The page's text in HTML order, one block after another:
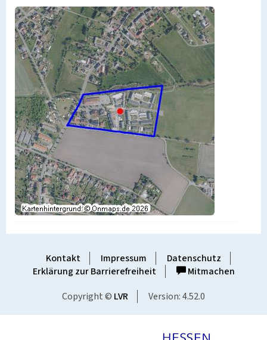
Kontakt Impressum
Datenschutz
Erklärung zur Barrierefreiheit
Mitmachen
Copyright © LVR Version: 4.52.0